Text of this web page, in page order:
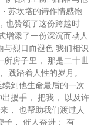
苏坎塔的诗作情感饱
也赞颂了这份跨越时
增添了一份深沉而动人
房子里， 那是二十世
践踏着人性的岁月。
到他生命最后的一次
援手， 把我， 以及许
， 也帮助我们渡过人
子， 催人奋进； 有